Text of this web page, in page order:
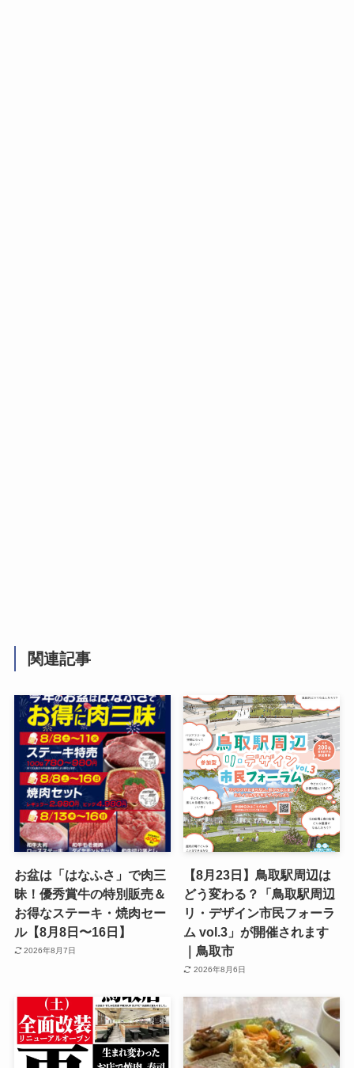
関連記事
お盆は「はなふさ」で肉三
昧！優秀賞牛の特別販売＆
お得なステーキ・焼肉セー
ル【8月8日〜16日】
2026年8月7日
【8月23日】鳥取駅周辺は
どう変わる？「鳥取駅周辺
リ・デザイン市民フォーラ
ム vol.3」が開催されます
｜鳥取市
2026年8月6日